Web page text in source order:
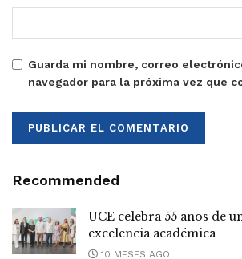
Guarda mi nombre, correo
navegador para la próxima vez que
Recommended
UCE celebra 55 años de
excelencia académica
10 MESES AGO